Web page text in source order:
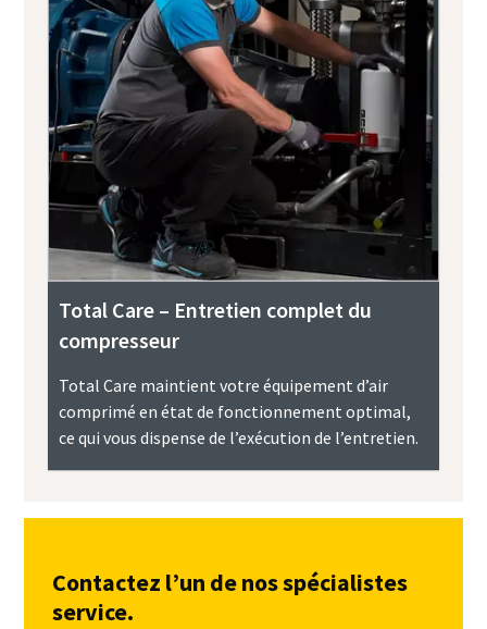
Total Care – Entretien complet du
compresseur
Total Care maintient votre équipement d’air
comprimé en état de fonctionnement optimal,
ce qui vous dispense de l’exécution de l’entretien.
Contactez l’un de nos spécialistes
service.